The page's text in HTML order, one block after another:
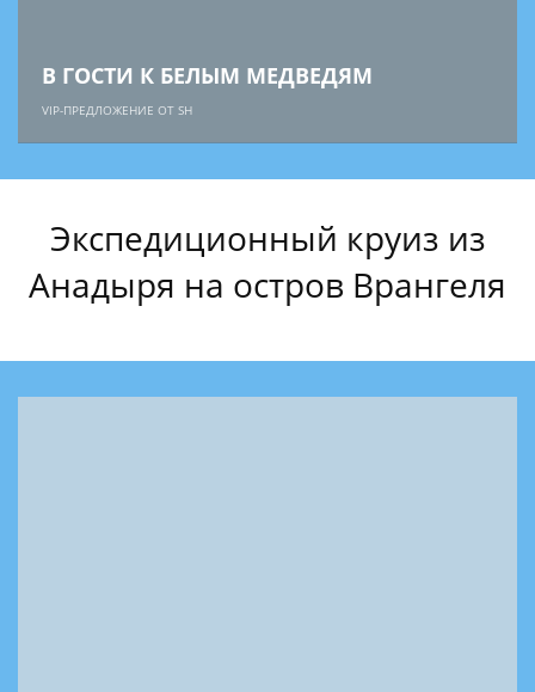
В ГОСТИ К БЕЛЫМ МЕДВЕДЯМ
VIP-ПРЕДЛОЖЕНИЕ ОТ SH
Экспедиционный круиз из
Анадыря на остров Врангеля